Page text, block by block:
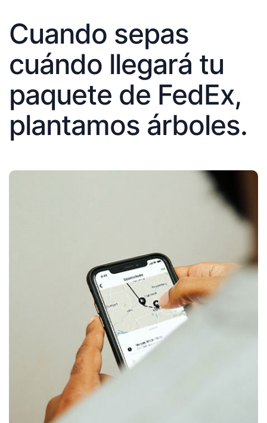
Cuando sepas
cuándo llegará tu
paquete de FedEx,
plantamos árboles.